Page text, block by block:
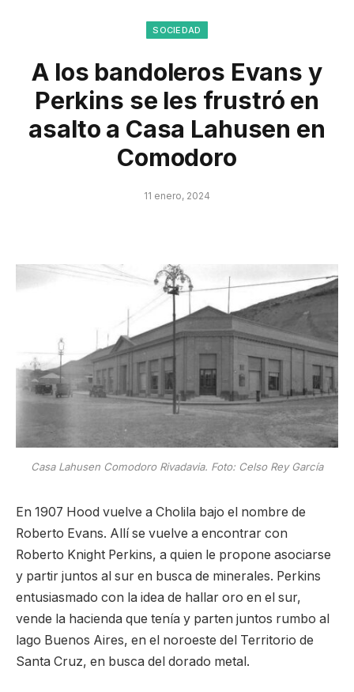
SOCIEDAD
A los bandoleros Evans y
Perkins se les frustró en
asalto a Casa Lahusen en
Comodoro
11 enero, 2024
Casa Lahusen Comodoro Rivadavia. Foto: Celso Rey García
En 1907 Hood vuelve a Cholila bajo el nombre de
Roberto Evans. Allí se vuelve a encontrar con
Roberto Knight Perkins, a quien le propone asociarse
y partir juntos al sur en busca de minerales. Perkins
entusiasmado con la idea de hallar oro en el sur,
vende la hacienda que tenía y parten juntos rumbo al
lago Buenos Aires, en el noroeste del Territorio de
Santa Cruz, en busca del dorado metal.